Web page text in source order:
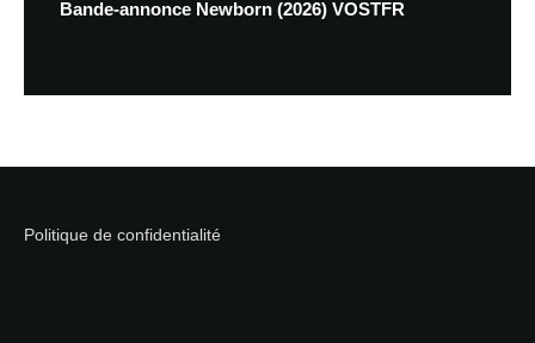
Bande-annonce Newborn (2026) VOSTFR
Politique de confidentialité